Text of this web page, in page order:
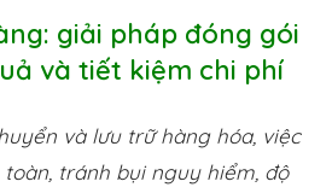
giải pháp đóng gói
và tiết kiệm chi phí
và lưu trữ hàng hóa, việc
tránh bụi nguy hiểm, độ